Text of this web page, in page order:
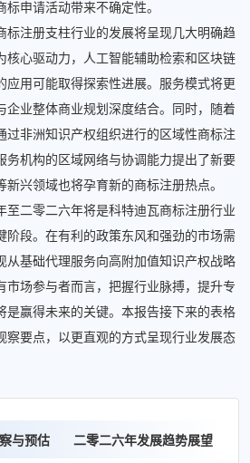
申请活动带来不确定性。
注册支柱行业的发展将呈现几大明确趋
核心驱动力，人工智能辅助检索和区块链
应用可能取得探索性进展。服务模式将更
企业整体商业规划深度结合。同时，随着
过非洲知识产权组织进行的区域性商标注
务机构的区域网络与协调能力提出了新要
兴领域也将孕育新的商标注册热点。
二零二六年将是科特迪瓦商标注册行业
阶段。在有利的政策东风和强劲的市场需
从基础代理服务向高附加值知识产权战略
市场参与者而言，把握行业脉搏，提升专
是赢得未来的关键。本报告接下来的表格
察要点，以更直观的方式呈现行业发展态
与预估 二零二六年发展趋势展望